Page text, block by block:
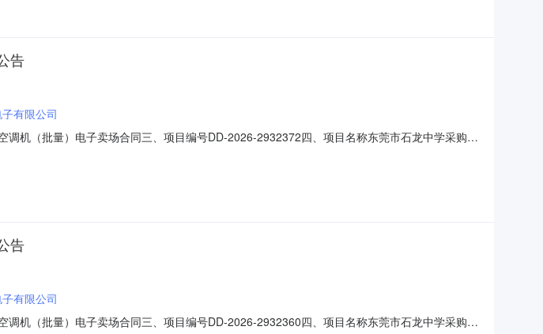
告
有限公司
机（批量）电子卖场合同三、项目编号DD-2026-2932372四、项目名称东莞市石龙中学采购订
主要标的：序号名称数量(单位)单价(元)总价(元)1空调机1(台)6
告
有限公司
机（批量）电子卖场合同三、项目编号DD-2026-2932360四、项目名称东莞市石龙中学采购订